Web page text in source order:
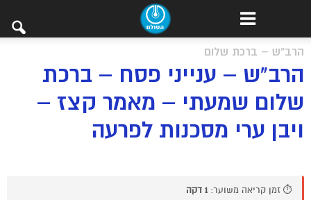
הרב"ש – ברכת שלום
הרב"ש – ענייני פסח – ברכת
שלום שמעתי – מאמר קצז –
ויבן ערי מסכנות לפרעה
⏱️ זמן קריאה משוער: 1 דקה